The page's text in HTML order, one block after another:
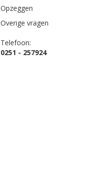
Opzeggen
Overige vragen
Telefoon:
0251 - 257924